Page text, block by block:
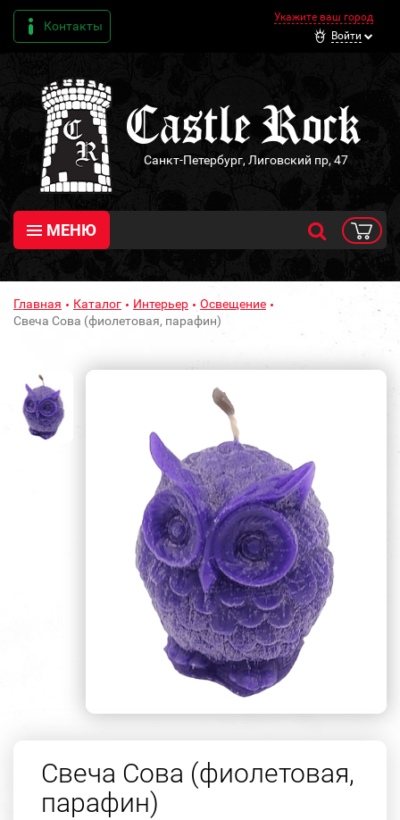
Контакты
Укажите ваш город
Войти
Санкт-Петербург, Лиговский пр, 47
МЕНЮ
Главная Каталог Интерьер
Освещение
Свеча Сова (фиолетовая, парафин)
Свеча Сова (фиолетовая,
парафин)